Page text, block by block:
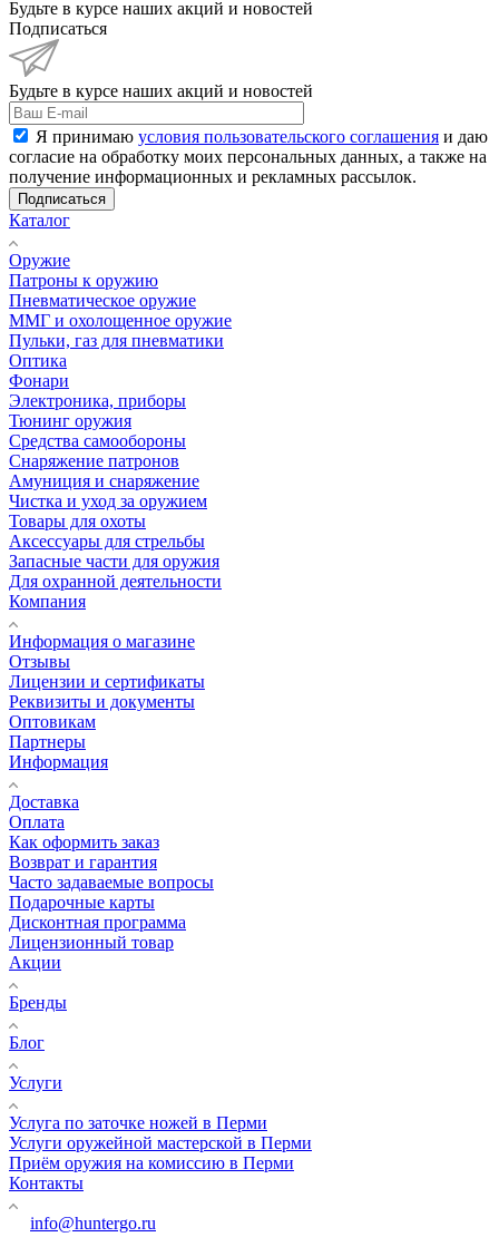
Будьте в курсе наших акций и новостей
Подписаться
Будьте в курсе наших акций и новостей
Я принимаю условия пользовательского соглашения и даю
согласие на обработку моих персональных данных, а также на
получение информационных и рекламных рассылок.
Подписаться
Каталог
Оружие
Патроны к оружию
Пневматическое оружие
ММГ и охолощенное оружие
Пульки, газ для пневматики
Оптика
Фонари
Электроника, приборы
Тюнинг оружия
Средства самообороны
Снаряжение патронов
Амуниция и снаряжение
Чистка и уход за оружием
Товары для охоты
Аксессуары для стрельбы
Запасные части для оружия
Для охранной деятельности
Компания
Информация о магазине
Отзывы
Лицензии и сертификаты
Реквизиты и документы
Оптовикам
Партнеры
Информация
Доставка
Оплата
Как оформить заказ
Возврат и гарантия
Часто задаваемые вопросы
Подарочные карты
Дисконтная программа
Лицензионный товар
Акции
Бренды
Блог
Услуги
Услуга по заточке ножей в Перми
Услуги оружейной мастерской в Перми
Приём оружия на комиссию в Перми
Контакты
info@huntergo.ru